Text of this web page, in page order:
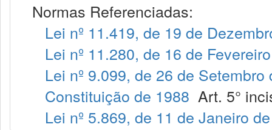
Normas Referenciadas:
Lei nº 11.419, de 19 de
Lei nº 11.280, de 16 de
Lei nº 9.099, de 26 de Setembro
Constituição de 1988 Art. 5°
Lei nº 5.869, de 11 de Janeiro